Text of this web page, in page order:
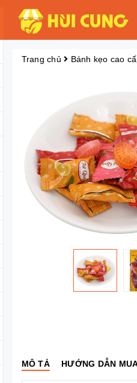
Trang chủ Bánh kẹo cao
MÔ TẢ HƯỚNG DẪN